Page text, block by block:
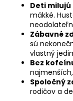
Deti milujú
mäkké.
Zábavné
sú
vlastný
Bez
Spoločný
rodičov a